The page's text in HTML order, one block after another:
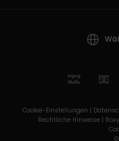
Cookie-Einstellungen |
Rechtliche Hinweise |